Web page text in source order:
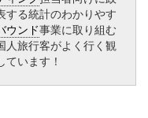
する統計のわかりやす
ウンド事業に取り組む
人旅行客がよく行く観
います！